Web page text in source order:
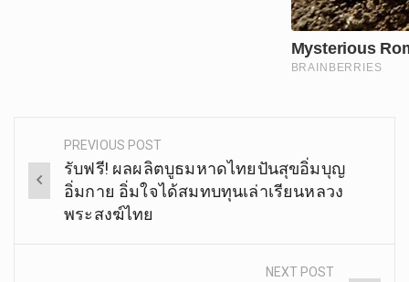
Post
navigation
PREVIOUS POST
รับฟรี! ผลผลิตบูธมหาดไทยปันสุขอิ่มบุญ
อิ่มกาย อิ่มใจได้สมทบทุนเล่าเรียนหลวง
พระสงฆ์ไทย
NEXT POST